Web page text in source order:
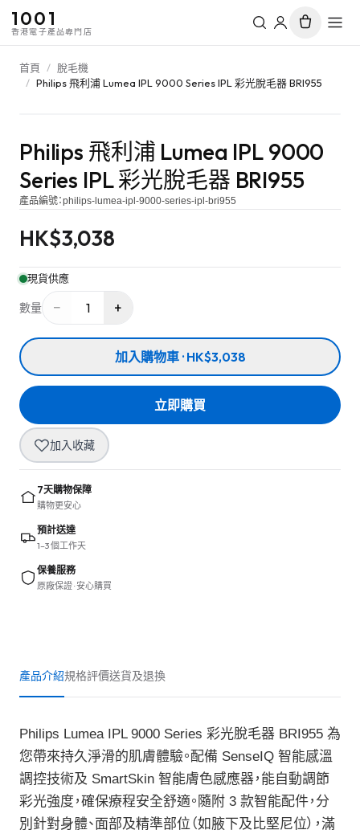
1001
香港電子產品專門店
首頁 / 脫毛機
/ Philips 飛利浦 Lumea IPL 9000 Series IPL 彩光脫毛器 BRI955
Philips 飛利浦 Lumea IPL 9000
Series IPL 彩光脫毛器 BRI955
產品編號：philips-lumea-ipl-9000-series-ipl-bri955
HK$3,038
現貨供應
數量 − 1 +
加入購物車 · HK$3,038
立即購買
加入收藏
7天購物保障
購物更安心
預計送達
1–3 個工作天
保養服務
原廠保證 · 安心購買
產品介紹規格評價送貨及退換
Philips Lumea IPL 9000 Series 彩光脫毛器 BRI955 為
您帶來持久淨滑的肌膚體驗。配備 SenseIQ 智能感溫
調控技術及 SmartSkin 智能膚色感應器，能自動調節
彩光強度，確保療程安全舒適。隨附 3 款智能配件，分
別針對身體、面部及精準部位（如腋下及比堅尼位），滿